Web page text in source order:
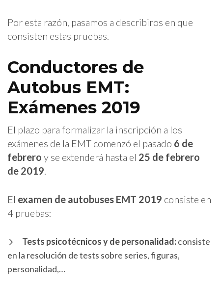
Por esta razón, pasamos a describiros en que
consisten estas pruebas.
Conductores de
Autobus EMT:
Exámenes 2019
El plazo para formalizar la inscripción a los
exámenes de la EMT comenzó el pasado 6 de
febrero y se extenderá hasta el 25 de febrero
de 2019
El examen de autobuses EMT 2019 consiste en
4 pruebas:
Tests psicotécnicos y de personalidad:consiste
en la resolución de tests sobre series, figuras,
personalidad,…